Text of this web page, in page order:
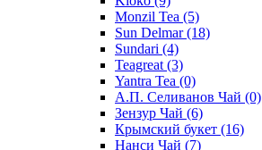
Monzil Tea (5)
Sun Delmar(18)
Sundari (4)
Teagreat (3)
Yantra Tea (0)
А.П. Селиванов Чай (0)
Зензур Чай (6)
Крымский букет (16)
Нанси Чай (7)